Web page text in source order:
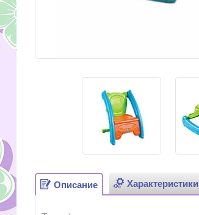
Описание Характеристики